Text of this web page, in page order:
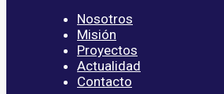
Nosotros
Misión
Proyectos
Actualidad
Contacto